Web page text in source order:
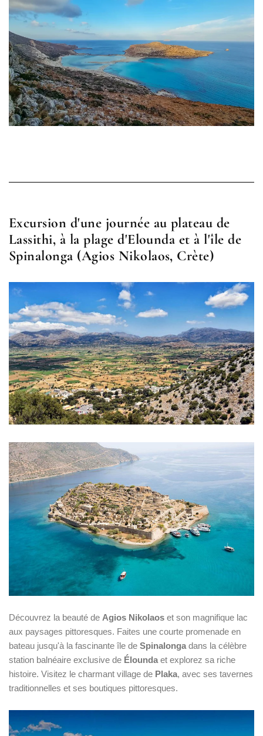
Excursion d'une journée au plateau de
Lassithi, à la plage d'Elounda et à l'île de
Spinalonga (Agios Nikolaos, Crète)
Découvrez la beauté de Agios Nikolaos et son magnifique lac
aux paysages pittoresques. Faites une courte promenade en
bateau jusqu'à la fascinante île de Spinalonga dans la célèbre
station balnéaire exclusive de Élounda et explorez sa riche
histoire. Visitez le charmant village de Plaka, avec ses tavernes
traditionnelles et ses boutiques pittoresques.